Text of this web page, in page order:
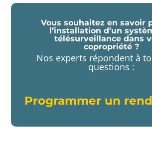
Vous souhaitez en savoir
l’installation d’un
télésurveillance dans
copropriété ?
Nos experts répondent à
questions :
Programmer un